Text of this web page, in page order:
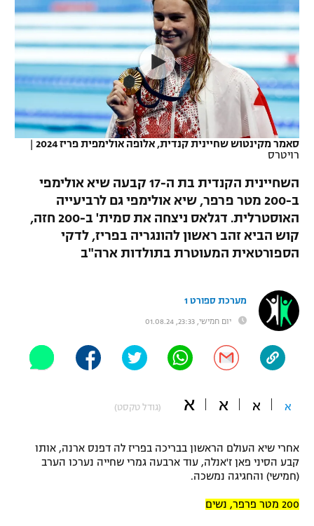
VOD
רץ ברשת
תוצאות
לוח שידורים
ברחבה
"מחצית בשכונה" – פודקאסט
תקנון עבור פעילות אלקטרה
גיימינג E-Sports
נבחרת ישראל
מכבי חיפה
בית"ר ירושלים
מכבי תל אביב
הפועל תל אביב
הפועל חיפה
הפועל באר שבע
מכבי נתניה
ליגה ספרדית
ליגה איטלקית
ליגה צרפתית
ליגה הולנדית
ליגה סינית
ליגה ברזילאית
כדורסל נשים
מכבי תל אביב
הפועל חולון
הפועל ירושלים
דני אבדיה
יורוליג
יורוקאפ
טניס
כדוריד
כדורעף
שחייה
אגרוף
ספורט אולימפי
היאבקות WWE
אופניים
כדורמים
פוטבול אמריקאי NFL
בייסבול MLB
ספורט אתגרי ואקסטרים
סאמר מקינטוש שחיינית קנדית, אלופה אולימפית פריז 2024
|
רויטרס
השחיינית הקנדית בת ה-17 קבעה שיא אולימפי
ב-200 מטר פרפר, שיא אולימפי גם לרביעייה
האוסטרלית. דגלאס ניצחה את סמית' ב-200 חזה,
קוש הביא זהב ראשון להונגריה בפריז, לדקי
הספורטאית המעוטרת בתולדות ארה"ב
מערכת ספורט 1
יום חמישי, 23:33, 01.08.24
א א א א (גודל טקסט)
אחרי שיא העולם הראשון בבריכה בפריז לה דפנס ארנה, אותו
קבע הסיני פאן ז'אנלה, עוד ארבעה גמרי שחייה נערכו הערב
(חמישי) והחגיגה נמשכה.
200 מטר פרפר, נשים